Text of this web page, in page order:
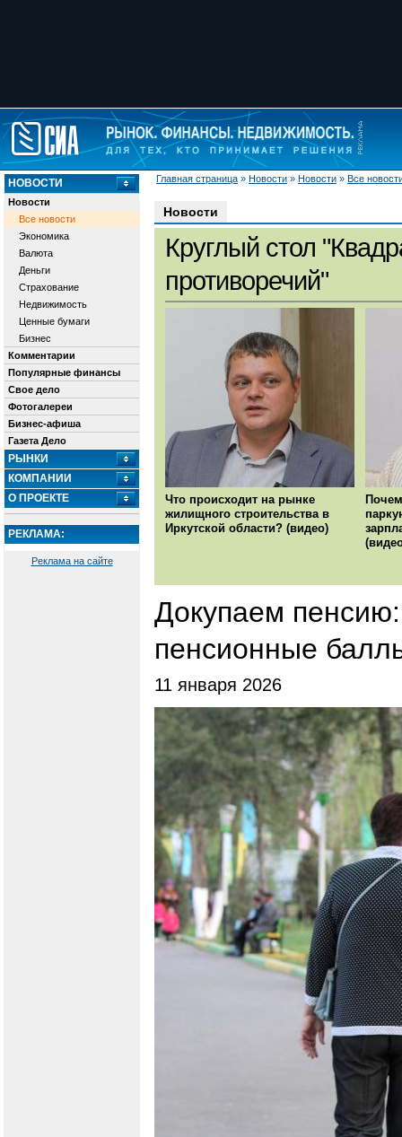
Главная страница » Новости » Новости » Все
НОВОСТИ
Новости
Все новости
Экономика
Валюта
Деньги
Страхование
Недвижимость
Ценные бумаги
Бизнес
Комментарии
Популярные финансы
Свое дело
Фотогалереи
Бизнес-афиша
Газета Дело
РЫНКИ
КОМПАНИИ
О ПРОЕКТЕ
РЕКЛАМА:
Реклама на сайте
Новости
Круглый стол
противоречий"
Что происходит на рынке
жилищного строительства в
Иркутской области? (видео)
Докупаем
пенсионные
11 января 2026